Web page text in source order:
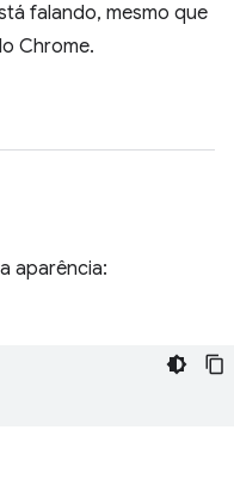
falando, mesmo que
Chrome.
aparência: